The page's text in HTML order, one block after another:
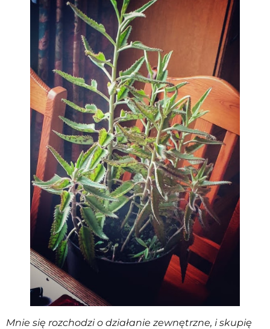
Mnie się rozchodzi o działanie zewnętrzne, i skupię